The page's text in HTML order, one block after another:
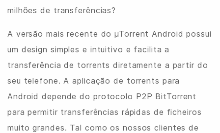
milhões de transferências?
A versão mais recente do µTorrent Android possui
um design simples e intuitivo e facilita a
transferência de torrents diretamente a partir do
seu telefone. A aplicação de torrents para
Android depende do protocolo P2P BitTorrent
para permitir transferências rápidas de ficheiros
muito grandes. Tal como os nossos clientes de